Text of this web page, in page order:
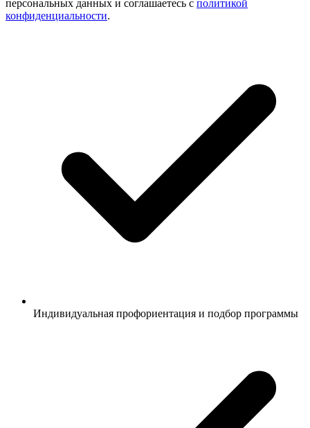
персональных данных и соглашаетесь с политикой
конфиденциальности.
Индивидуальная профориентация и подбор программы